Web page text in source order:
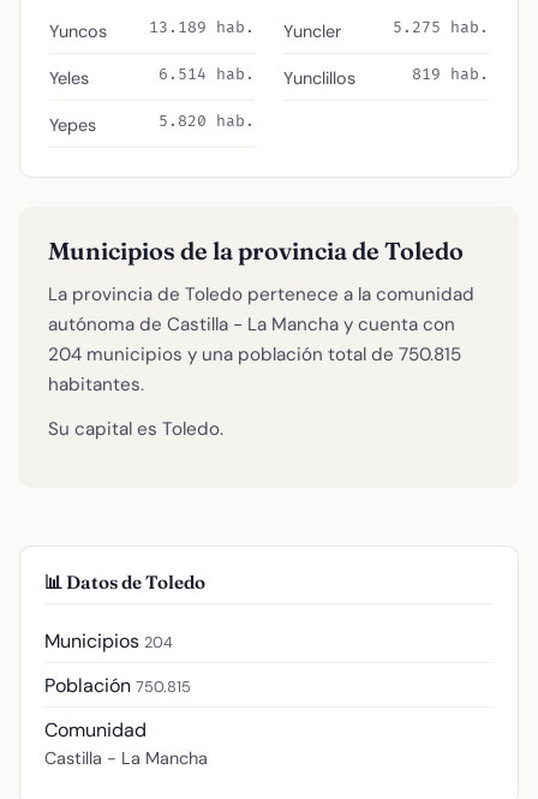
Yuncos 13.189 hab.
Yeles 6.514 hab.
Yepes 5.820 hab.
Yuncler 5.275 hab.
Yunclillos 819 hab.
Municipios de la provincia de Toledo
La provincia de Toledo pertenece a la comunidad
autónoma de Castilla - La Mancha y cuenta con
204 municipios y una población total de 750.815
habitantes.
Su capital es Toledo.
📊 Datos de Toledo
Municipios 204
Población 750.815
Comunidad
Castilla - La Mancha